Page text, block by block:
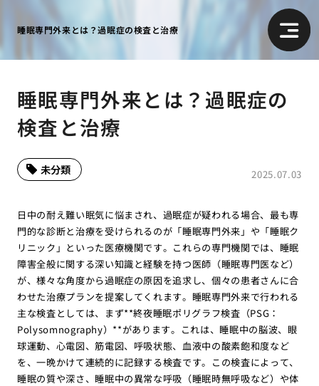
睡眠専門外来とは？過眠症の検査と治療
睡眠専門外来とは？過眠症の
検査と治療
2025.07.03
未分類
日中の耐え難い眠気に悩まされ、過眠症が疑われる場合、最も専
門的な診断と治療を受けられるのが「睡眠専門外来」や「睡眠ク
リニック」といった医療機関です。これらの専門機関では、睡眠
障害全般に関する深い知識と経験を持つ医師（睡眠専門医など）
が、様々な角度から過眠症の原因を追求し、個々の患者さんに合
わせた治療プランを提案してくれます。睡眠専門外来で行われる
主な検査としては、まず**終夜睡眠ポリグラフ検査（PSG：
Polysomnography）**があります。これは、睡眠中の脳波、眼
球運動、心電図、筋電図、呼吸状態、血液中の酸素飽和度など
を、一晩かけて連続的に記録する検査です。この検査によって、
睡眠の質や深さ、睡眠中の異常な呼吸（睡眠時無呼吸など）や体